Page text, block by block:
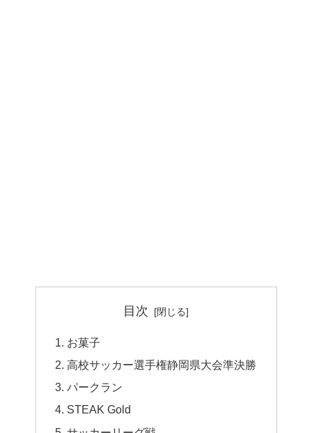
目次
お菓子
高校サッカー選手権静岡県大会準決勝
パークラン
STEAK Gold